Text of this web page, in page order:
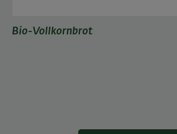
Bio-Vollkornbrot